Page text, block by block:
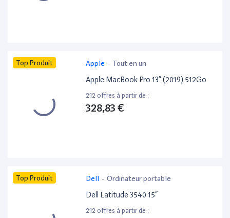
Top Produit Apple - Tout en un
Apple MacBook Pro 13” (2019) 512Go
212 offres à partir de :
328,83 €
Top Produit Dell - Ordinateur portable
Dell Latitude 3540 15”
212 offres à partir de :